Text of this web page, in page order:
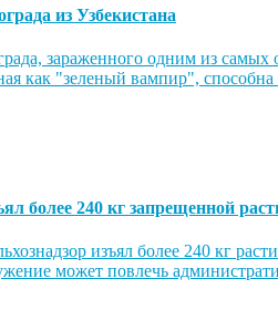
из Узбекистана
зараженного одним из
как "зеленый вампир",
более 240 кг запрещенной
изъял более 240 кг
может повлечь